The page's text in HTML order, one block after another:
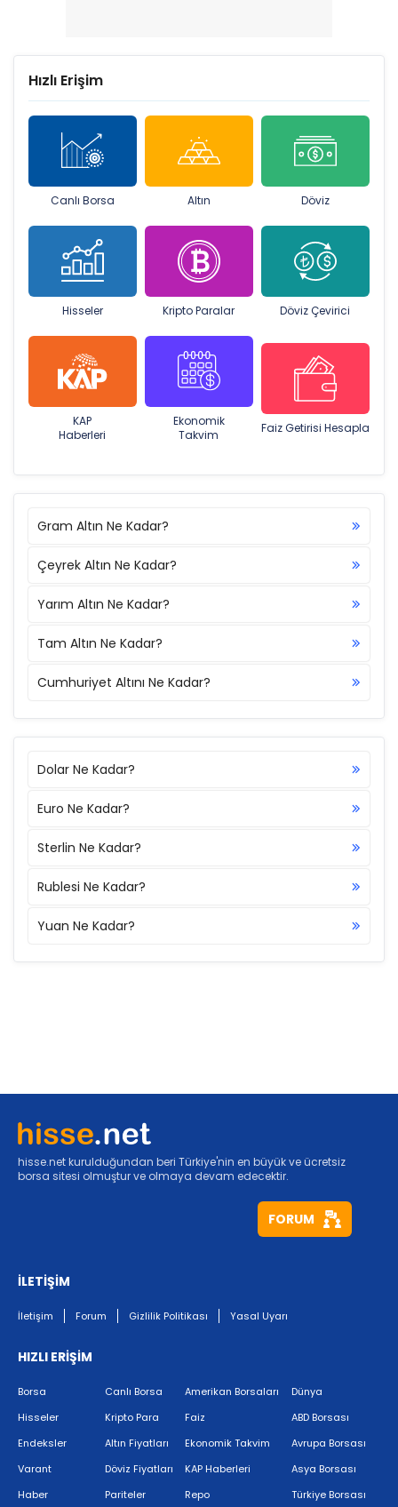
Hızlı Erişim
Canlı Borsa Altın Döviz
Hisseler Kripto Paralar Döviz Çevirici
KAP
Haberleri
Ekonomik
Takvim
Faiz Getirisi Hesapla
Gram Altın Ne Kadar?
Çeyrek Altın Ne Kadar?
Yarım Altın Ne Kadar?
Tam Altın Ne Kadar?
Cumhuriyet Altını Ne Kadar?
Dolar Ne Kadar?
Euro Ne Kadar?
Sterlin Ne Kadar?
Rublesi Ne Kadar?
Yuan Ne Kadar?
hisse.net kurulduğundan beri Türkiye'nin en büyük ve ücretsiz
borsa sitesi olmuştur ve olmaya devam edecektir.
FORUM
İLETİŞİM
İletişim Forum Gizlilik Politikası Yasal Uyarı
HIZLI ERİŞİM
Borsa
Hisseler
Endeksler
Varant
Haber
Canlı Borsa
Kripto Para
Altın Fiyatları
Döviz Fiyatları
Pariteler
Amerikan Borsaları
Faiz
Ekonomik Takvim
KAP Haberleri
Repo
Dünya
ABD Borsası
Avrupa Borsası
Asya Borsası
Türkiye Borsası